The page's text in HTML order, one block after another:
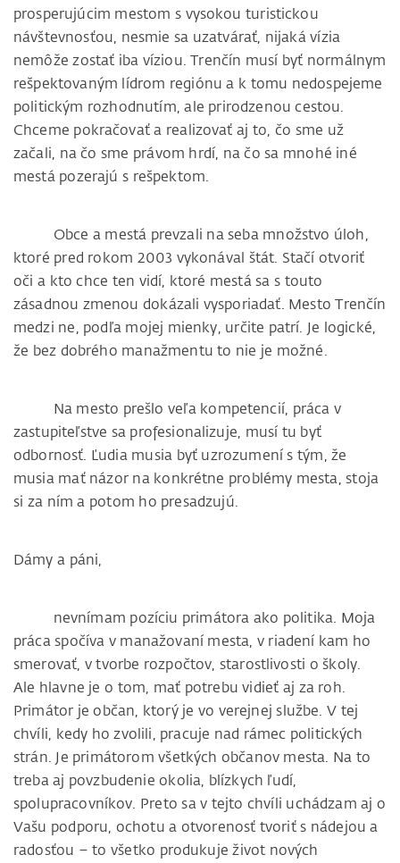
prosperujúcim mestom s vysokou turistickou
návštevnosťou, nesmie sa uzatvárať, nijaká vízia
nemôže zostať iba víziou. Trenčín musí byť normálnym
rešpektovaným lídrom regiónu a k tomu nedospejeme
politickým rozhodnutím, ale prirodzenou cestou.
Chceme pokračovať a realizovať aj to, čo sme už
začali, na čo sme právom hrdí, na čo sa mnohé iné
mestá pozerajú s rešpektom.
Obce a mestá prevzali na seba množstvo úloh,
ktoré pred rokom 2003 vykonával štát. Stačí otvoriť
oči a kto chce ten vidí, ktoré mestá sa s touto
zásadnou zmenou dokázali vysporiadať. Mesto Trenčín
medzi ne, podľa mojej mienky, určite patrí. Je logické,
že bez dobrého manažmentu to nie je možné.
Na mesto prešlo veľa kompetencií, práca v
zastupiteľstve sa profesionalizuje, musí tu byť
odbornosť. Ľudia musia byť uzrozumení s tým, že
musia mať názor na konkrétne problémy mesta, stoja
si za ním a potom ho presadzujú.
Dámy a páni,
nevnímam pozíciu primátora ako politika. Moja
práca spočíva v manažovaní mesta, v riadení kam ho
smerovať, v tvorbe rozpočtov, starostlivosti o školy.
Ale hlavne je o tom, mať potrebu vidieť aj za roh.
Primátor je občan, ktorý je vo verejnej službe. V tej
chvíli, kedy ho zvolili, pracuje nad rámec politických
strán. Je primátorom všetkých občanov mesta. Na to
treba aj povzbudenie okolia, blízkych ľudí,
spolupracovníkov. Preto sa v tejto chvíli uchádzam aj o
Vašu podporu, ochotu a otvorenosť tvoriť s nádejou a
radosťou – to všetko produkuje život nových